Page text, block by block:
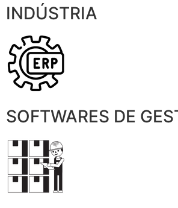
INDÚSTRIA
SOFTWARES DE